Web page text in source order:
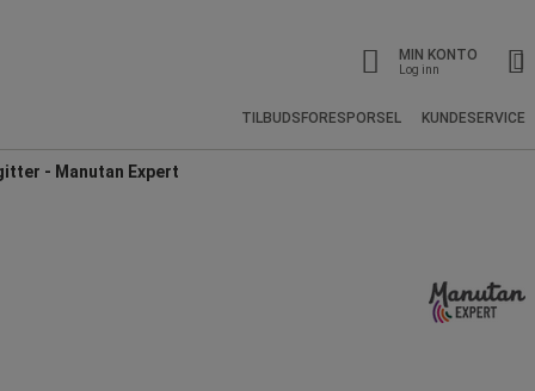
MIN KONTO
Log inn
TILBUDSFORESPORSEL KUNDESERVICE
- Manutan Expert